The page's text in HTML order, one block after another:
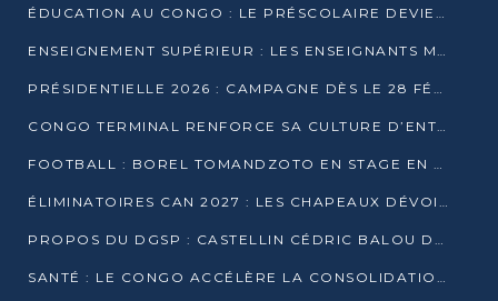
ÉDUCATION AU CONGO : LE PRÉSCOLAIRE DEVIENT OBLIGATOIRE, LE BTS CONSACRÉ DIPLÔME D’ÉTAT
ENSEIGNEMENT SUPÉRIEUR : LES ENSEIGNANTS MAINTIENNENT LA GRÈVE ET EXIGENT UN ACCORD ÉCRIT AVEC L’ÉTAT
PRÉSIDENTIELLE 2026 : CAMPAGNE DÈS LE 28 FÉVRIER, SCRUTIN LES 12 ET 15 MARS
CONGO TERMINAL RENFORCE SA CULTURE D’ENTREPRISE AVEC LE PROGRAMME « WIN TOGETHER »
FOOTBALL : BOREL TOMANDZOTO EN STAGE EN ESPAGNE AVEC POLISSYA FC
ÉLIMINATOIRES CAN 2027 : LES CHAPEAUX DÉVOILÉS, LE CONGO FIXÉ SUR SON SORT
PROPOS DU DGSP : CASTELLIN CÉDRIC BALOU DÉNONCE DES PROPOS INTIMIDANTS
SANTÉ : LE CONGO ACCÉLÈRE LA CONSOLIDATION DE L’OFFRE DE SOINS